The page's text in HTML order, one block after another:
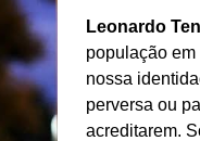
Leonardo
população
nossa
perversa ou
acreditarem.